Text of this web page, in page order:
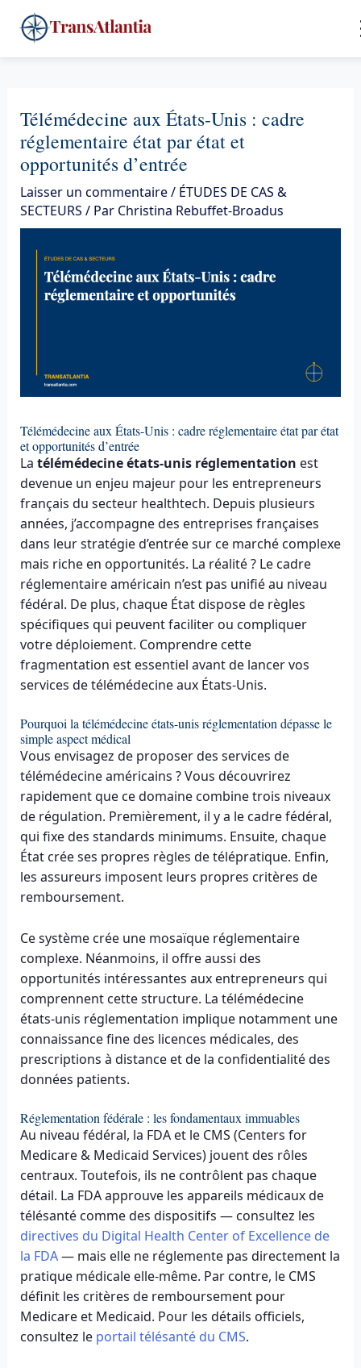
au
contenu
Télémédecine aux États-Unis : cadre
réglementaire état par état et
opportunités d’entrée
Laisser un commentaire/ ÉTUDES DE CAS &
SECTEURS / Par Christina Rebuffet-Broadus
Télémédecine aux États-Unis : cadre réglementaire état par état
et opportunités d’entrée
La télémédecine états-unis réglementation est
devenue un enjeu majeur pour les entrepreneurs
français du secteur healthtech. Depuis plusieurs
années, j’accompagne des entreprises françaises
dans leur stratégie d’entrée sur ce marché complexe
mais riche en opportunités. La réalité ? Le cadre
réglementaire américain n’est pas unifié au niveau
fédéral. De plus, chaque État dispose de règles
spécifiques qui peuvent faciliter ou compliquer
votre déploiement. Comprendre cette
fragmentation est essentiel avant de lancer vos
services de télémédecine aux États-Unis.
Pourquoi la télémédecine états-unis réglementation dépasse le
simple aspect médical
Vous envisagez de proposer des services de
télémédecine américains ? Vous découvrirez
rapidement que ce domaine combine trois niveaux
de régulation. Premièrement, il y a le cadre fédéral,
qui fixe des standards minimums. Ensuite, chaque
État crée ses propres règles de télépratique. Enfin,
les assureurs imposent leurs propres critères de
remboursement.
Ce système crée une mosaïque réglementaire
complexe. Néanmoins, il offre aussi des
opportunités intéressantes aux entrepreneurs qui
comprennent cette structure. La télémédecine
états-unis réglementation implique notamment une
connaissance fine des licences médicales, des
prescriptions à distance et de la confidentialité des
données patients.
Réglementation fédérale : les fondamentaux immuables
Au niveau fédéral, la FDA et le CMS (Centers for
Medicare & Medicaid Services) jouent des rôles
centraux. Toutefois, ils ne contrôlent pas chaque
détail. La FDA approuve les appareils médicaux de
télésanté comme des dispositifs — consultez les
directives du Digital Health Center of Excellence de
la FDA— mais elle ne réglemente pas directement la
pratique médicale elle-même. Par contre, le CMS
définit les critères de remboursement pour
Medicare et Medicaid. Pour les détails officiels,
consultez le portail télésanté du CMS.